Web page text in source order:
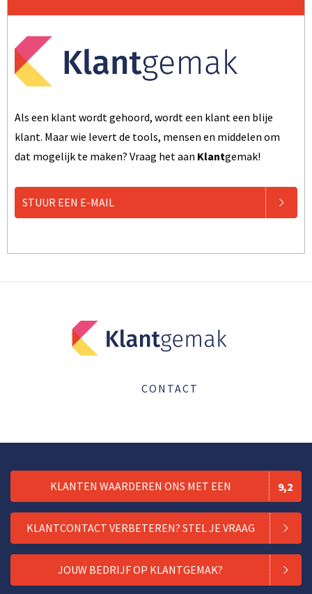
Als een klant wordt gehoord, wordt een klant een blije
klant. Maar wie levert de tools, mensen en middelen om
dat mogelijk te maken? Vraag het aan Klantgemak!
STUUR EEN E-MAIL
CONTACT
KLANTEN WAARDEREN ONS MET EEN 9,2
KLANTCONTACT VERBETEREN? STEL JE VRAAG
JOUW BEDRIJF OP KLANTGEMAK?